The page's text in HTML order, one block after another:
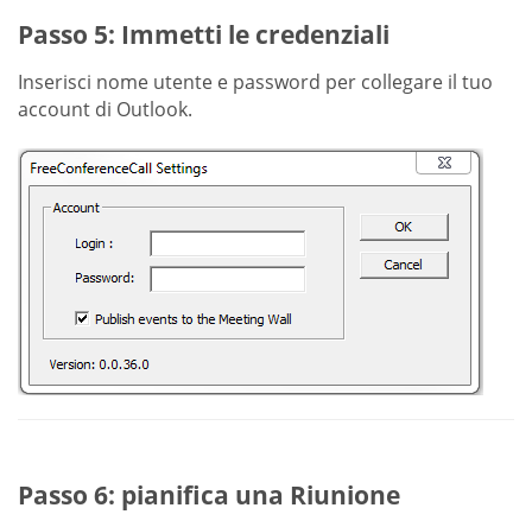
Passo 5: Immetti le credenziali
Inserisci nome utente e password per collegare il tuo
account di Outlook.
Passo 6: pianifica una Riunione